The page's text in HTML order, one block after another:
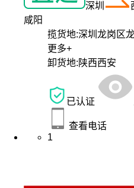
深圳
咸阳
揽货地:深圳龙岗区
更多+
卸货地:陕西西安
已认证
查看电话
1